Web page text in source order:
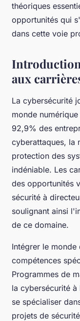
théoriques
opportunités qui
dans cette voie
aux
La cybersécurité
monde
92,9% des
cyberattaques, la
protection des
indéniable. Les
des opportunités
sécurité à
soulignant ainsi
de ce domaine.
Intégrer le
compétences
Programmes de
la cybersécurité
se spécialiser
projets de